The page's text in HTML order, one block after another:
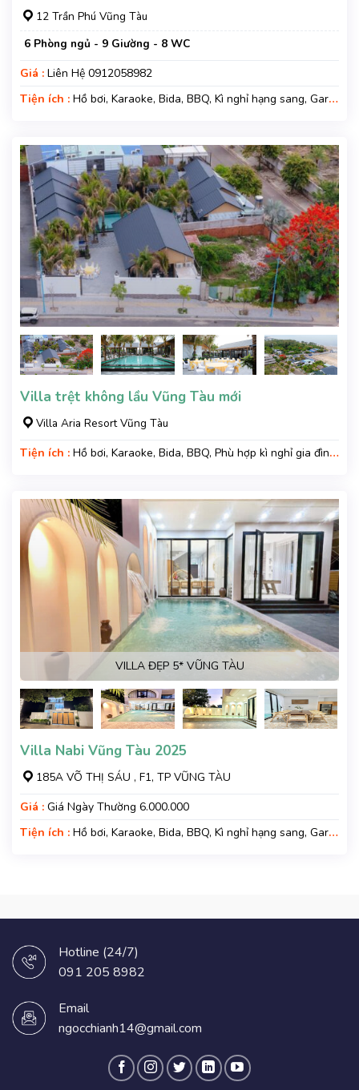
12 Trần Phú Vũng Tàu
6 Phòng ngủ - 9 Giường - 8 WC
Giá : Liên Hệ 0912058982
Tiện ích : Hồ bơi, Karaoke, Bida, BBQ, Kì nghỉ hạng sang, Gara
Villa trệt không lầu Vũng Tàu mới
Villa Aria Resort Vũng Tàu
Tiện ích : Hồ bơi, Karaoke, Bida, BBQ, Phù hợp kì nghỉ gia đình,
VILLA ĐẸP 5* VŨNG TÀU
Villa Nabi Vũng Tàu 2025
185A VÕ THỊ SÁU , F1, TP VŨNG TÀU
Giá : Giá Ngày Thường 6.000.000
Tiện ích : Hồ bơi, Karaoke, Bida, BBQ, Kì nghỉ hạng sang, Gara
Hotline (24/7)
091 205 8982
Email
ngocchianh14@gmail.com